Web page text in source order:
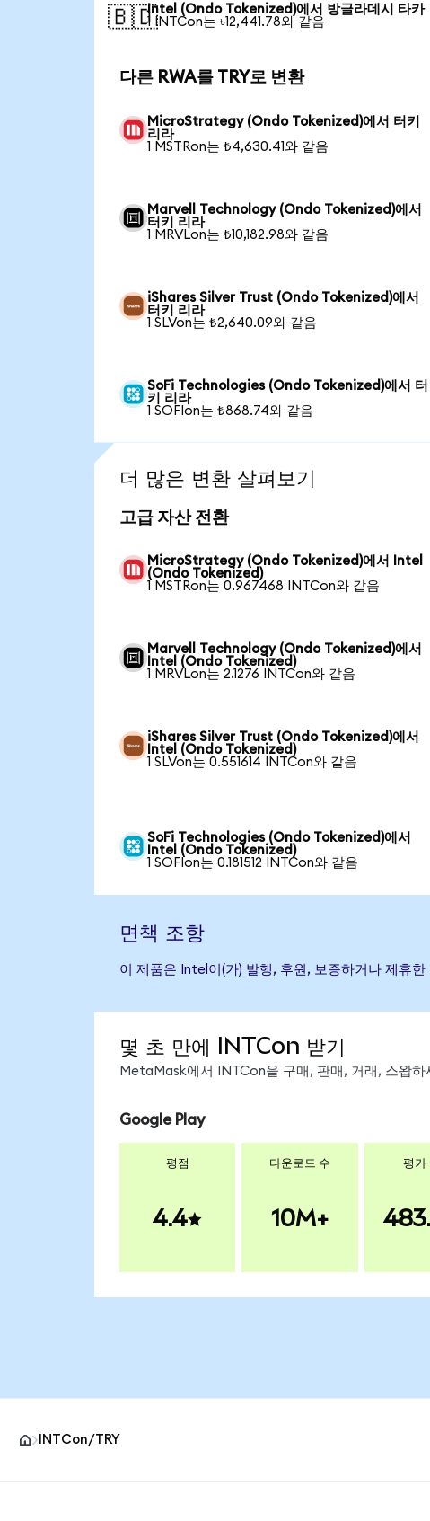
🇧🇩Intel (Ondo Tokenized)에서 방글라데시 타카
1 INTCon는 ৳12,441.78와 같음
다른 RWA를 TRY로 변환
MicroStrategy (Ondo Tokenized)에서 터키
리라
1 MSTRon는 ₺4,630.41와 같음
Marvell Technology (Ondo Tokenized)에서
터키 리라
1 MRVLon는 ₺10,182.98와 같음
iShares Silver Trust (Ondo Tokenized)에서
터키 리라
1 SLVon는 ₺2,640.09와 같음
SoFi Technologies (Ondo Tokenized)에서 터
키 리라
1 SOFIon는 ₺868.74와 같음
더 많은 변환 살펴보기
고급 자산 전환
MicroStrategy (Ondo Tokenized)에서 Intel
(Ondo Tokenized)
1 MSTRon는 0.967468 INTCon와 같음
Marvell Technology (Ondo Tokenized)에서
Intel (Ondo Tokenized)
1 MRVLon는 2.1276 INTCon와 같음
iShares Silver Trust (Ondo Tokenized)에서
Intel (Ondo Tokenized)
1 SLVon는 0.551614 INTCon와 같음
SoFi Technologies (Ondo Tokenized)에서
Intel (Ondo Tokenized)
1 SOFIon는 0.181512 INTCon와 같음
면책 조항
이 제품은 Intel이(가) 발행, 후원, 보증하거나 제휴
몇 초 만에 INTCon 받기
MetaMask에서 INTCon을 구매, 판매, 거래, 스왑
Google Play
평점
4.4
다운로드 수
10M+
평가
INTCon/TRY